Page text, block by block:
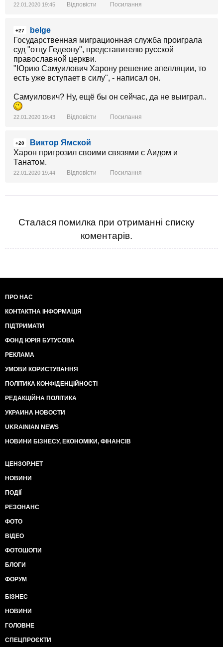
22.01.2020 19:45 Відповісти Посилання
+27
belge
Государственная миграционная служба проиграла
суд "отцу Гедеону", представителю русской
православной церкви.
"Юрию Самуилович Харону решение апелляции, то
есть уже вступает в силу", - написал он.
Самуилович? Ну, ещё бы он сейчас, да не выиграл..
22.01.2020 19:43 Відповісти Посилання
+20
Виктор Ямской
Харон пригрозил своими связями с Аидом и
Танатом.
22.01.2020 19:44 Відповісти Посилання
Сталася помилка при отриманні списку
коментарів.
ПРО НАС
КОНТАКТНА ІНФОРМАЦІЯ
ПІДТРИМАТИ
ФОНД ЮРІЯ БУТУСОВА
РЕКЛАМА
УМОВИ КОРИСТУВАННЯ
ПОЛІТИКА КОНФІДЕНЦІЙНОСТІ
РЕДАКЦІЙНА ПОЛІТИКА
УКРАИНА НОВОСТИ
UKRAINIAN NEWS
НОВИНИ БІЗНЕСУ, ЕКОНОМІКИ, ФІНАНСІВ
ЦЕНЗОР.НЕТ
НОВИНИ
ПОДІЇ
РЕЗОНАНС
ФОТО
ВІДЕО
ФОТОШОПИ
БЛОГИ
ФОРУМ
БІЗНЕС
НОВИНИ
ГОЛОВНЕ
СПЕЦПРОЄКТИ